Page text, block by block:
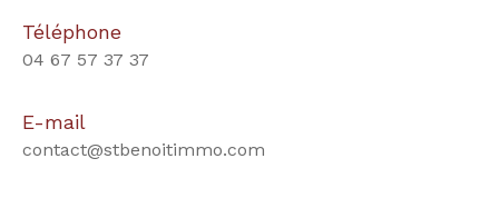
Téléphone
04 67 57 37 37
E-mail
contact@stbenoitimmo.com